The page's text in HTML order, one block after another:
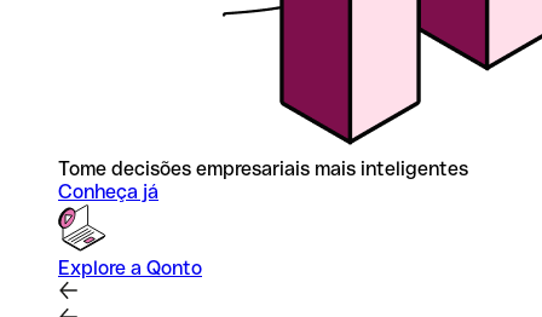
Tome decisões empresariais mais inteligentes
Conheça já
Explore a Qonto